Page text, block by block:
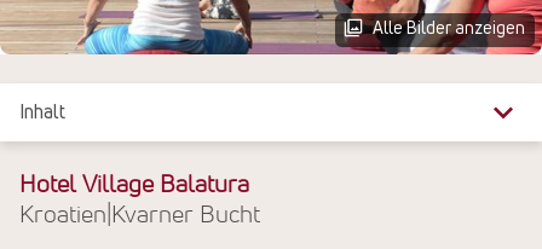
Alle Bilder anzeigen
Inhalt
Überblick
Reiseinfos
Hotel Village Balatura
Kroatien Kvarner Bucht